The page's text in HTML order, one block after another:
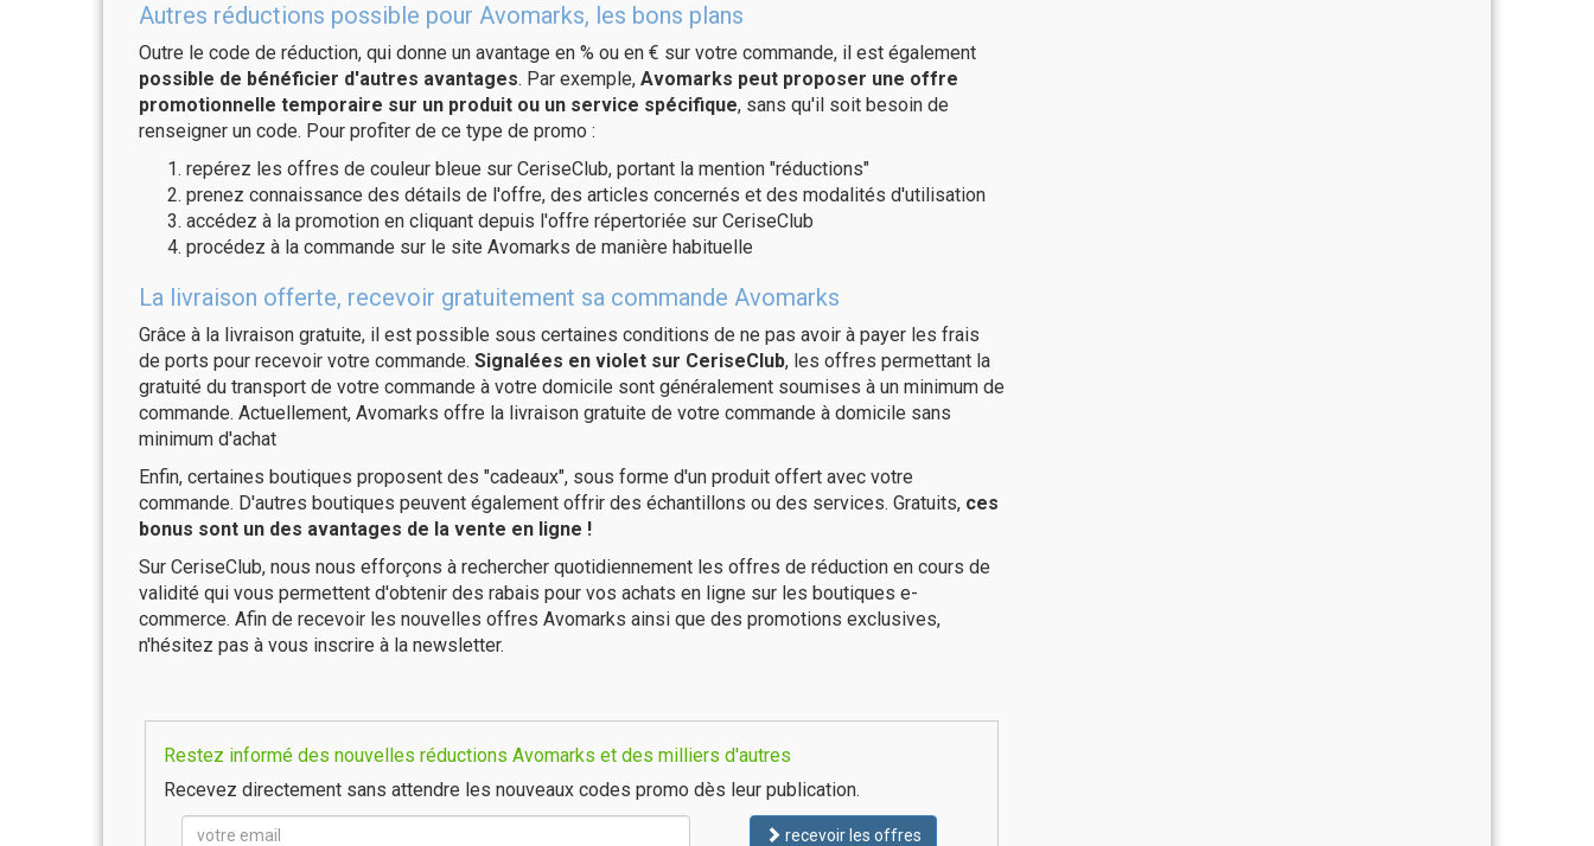
Autres réductions possible pour Avomarks, les bons plans
Outre le code de réduction, qui donne un avantage en % ou en € sur votre commande, il est également
possible de bénéficier d'autres avantages. Par exemple, Avomarks peut proposer une offre
promotionnelle temporaire sur un produit ou un service spécifique, sans qu'il soit besoin de
renseigner un code. Pour profiter de ce type de promo :
repérez les offres de couleur bleue sur CeriseClub, portant la mention "réductions"
prenez connaissance des détails de l'offre, des articles concernés et des modalités d'utilisation
accédez à la promotion en cliquant depuis l'offre répertoriée sur CeriseClub
procédez à la commande sur le site Avomarks de manière habituelle
La livraison offerte, recevoir gratuitement sa commande Avomarks
Grâce à la livraison gratuite, il est possible sous certaines conditions de ne pas avoir à payer les frais
de ports pour recevoir votre commande. Signalées en violet sur CeriseClub, les offres permettant la
gratuité du transport de votre commande à votre domicile sont généralement soumises à un minimum de
commande. Actuellement, Avomarks offre la livraison gratuite de votre commande à domicile sans
minimum d'achat
Enfin, certaines boutiques proposent des "cadeaux", sous forme d'un produit offert avec votre
commande. D'autres boutiques peuvent également offrir des échantillons ou des services. Gratuits, ces
bonus sont un des avantages de la vente en ligne !
Sur CeriseClub, nous nous efforçons à rechercher quotidiennement les offres de réduction en cours de
validité qui vous permettent d'obtenir des rabais pour vos achats en ligne sur les boutiques e-
commerce. Afin de recevoir les nouvelles offres Avomarks ainsi que des promotions exclusives,
n'hésitez pas à vous inscrire à la newsletter.
Restez informé des nouvelles réductions Avomarks et des milliers d'autres
Recevez directement sans attendre les nouveaux codes promo dès leur publication.
recevoir les offres